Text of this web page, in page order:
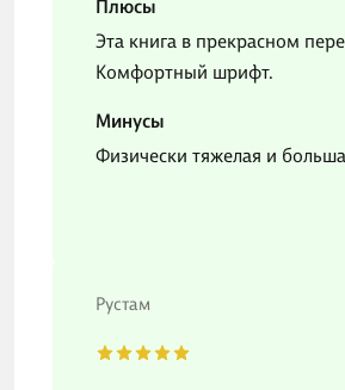
Плюсы
Эта книга в прекрасном
Комфортный шрифт.
Минусы
Физически тяжелая и
Рустам